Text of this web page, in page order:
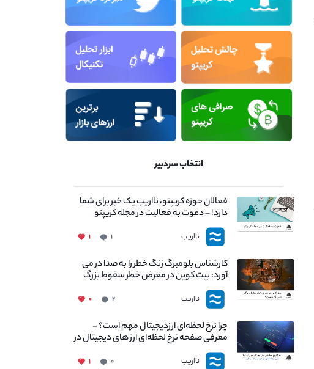
انتخاب سردبیر
فعالان حوزه کریپتو، نااریب یک خبر برای شما
دارد! – دعوت به فعالیت در مجله کریپتو
نااریب ۱ ۱
کارشناس بلومبرگ زنگ خطر را به صدا در می
آورد: بیت کوین در معرض خطر سقوط بزرگ
است - دلیل آن چیست؟
نااریب ۲ ۰
چرا نرخ لحظه‌ای ارزدیجیتال مهم است؟ -
معرفی صفحه نرخ لحظه‌ای ارز های دیجیتال در
نااریب
نااریب ۰ ۱